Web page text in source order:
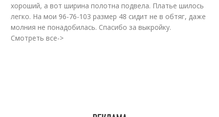
хороший, а вот ширина полотна подвела. Платье шилось
легко. На мои 96-76-103 размер 48 сидит не в обтяг, даже
молния не понадобилась. Спасибо за выкройку.
Смотреть все->